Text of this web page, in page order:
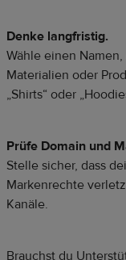
Denke langfristig.
Wähle einen
Materialien oder
„Shirts“ oder
Prüfe Domain und
Stelle sicher, dass
Markenrechte
Kanäle.
Brauchst du